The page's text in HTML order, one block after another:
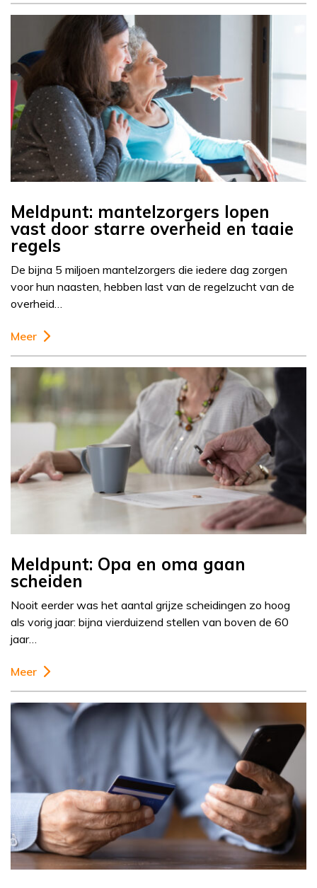
Meldpunt: mantelzorgers lopen
vast door starre overheid en taaie
regels
De bijna 5 miljoen mantelzorgers die iedere dag zorgen
voor hun naasten, hebben last van de regelzucht van de
overheid…
Meer
Meldpunt: Opa en oma gaan
scheiden
Nooit eerder was het aantal grijze scheidingen zo hoog
als vorig jaar: bijna vierduizend stellen van boven de 60
jaar…
Meer